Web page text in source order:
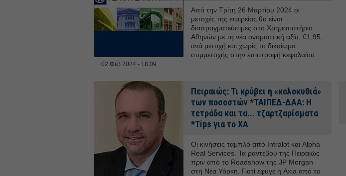
Από την Τρίτη 26 Μαρτίου 2024 οι
μετοχές της εταιρείας θα είναι
διαπραγματεύσιμες στο Χρηματιστήριο
Αθηνών με τη νέα ονομαστική αξία, €1,95,
ανά μετοχή και χωρίς το δικαίωμα
συμμετοχής στην επιστροφή κεφαλαίου.
02 Φεβ 2024 - 18:09
Πειραιώς: Τι κρύβει η «κολοκυθιά»
των ποσοστών *ΤΑΙΠΕΔ-ΔΑΑ: Η
τετράδα και τα... τζαρτζαρίσματα
*Tips για το ΧΑ
Οι κινήσεις ταμπλό από Intralot και Alpha
Real Services. Τα ραντεβού της Πειραιώς
πριν από το Roadshow της JP Morgan
στη Νέα Υόρκη. Γιατί έφυγε η Axia από το